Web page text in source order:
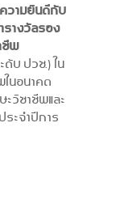
วามยินดีกับ
รางวัลรอง
ชีพ
บ ปวช.) ใน
นอนาคต
ะวิชาชีพและ
ะจำปีการ